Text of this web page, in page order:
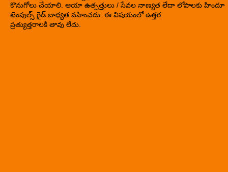
కొనుగోలు చేయాలి. ఆయా ఉత్పత్తులు / సేవల నాణ్యత లేదా లోపాలకు హిందూ
టెంపుల్స్ గైడ్ బాధ్యత వహించదు. ఈ విషయంలో ఉత్తర
ప్రత్యుత్తరాలకి తావు లేదు.